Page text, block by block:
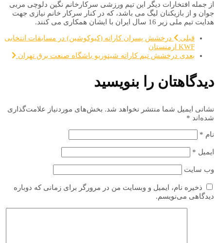
از جمله افتخارات دیگر این تیم ورزشی سرکارخانم نگین دلوچی مربی
جوان و از بازیکنان لیگ می باشد، که در کنار سرکار خانم نیازی جهت
هدایت تیم ملی زیر 16 سال ایران با ایشان همکاری می کنند.
قبلی
درخشش پسران کاراته (کیوکوشین) در مسابقات انتخابی
KWF ارمنستان
بعدی درخشش تیم کاراته شیتوریو باشگاه صنعت برق تهران
دیدگاهتان را بنویسید
نشانی ایمیل شما منتشر نخواهد شد. بخش‌های موردنیاز علامت‌گذاری
شده‌اند *
نام *
ایمیل *
وب‌ سایت
ذخیره نام، ایمیل و وبسایت من در مرورگر برای زمانی که دوباره
دیدگاهی می‌نویسم.